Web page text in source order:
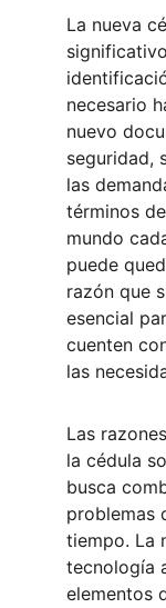
La nueva
necesario
nuevo
seguridad,
las
términos
mundo
puede
razón que
esencial
cuenten
las
Las
la cédula
busca
problemas
tiempo. La
tecnología
elementos